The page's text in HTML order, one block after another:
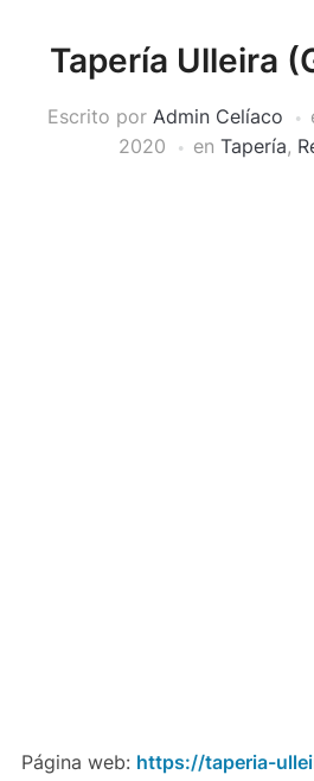
Tapería Ulleira
Escrito por Admin Celíaco
2020
en Tapería,
Página web: https://taperia-